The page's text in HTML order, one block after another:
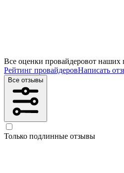
Все оценки провайдеровот наших
Рейтинг провайдеровНаписать
Все отзывы
Только подлинные отзывы